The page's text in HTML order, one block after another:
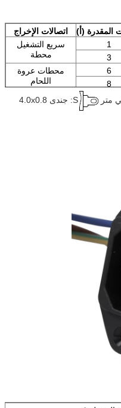
المقدرة (أ)
اتصالات الإخراج
1
سريع التشغيل
محطة
3
6
محطات عروة
اللحام
8
10 الأسلاك
S: جندى 4.0x0.8